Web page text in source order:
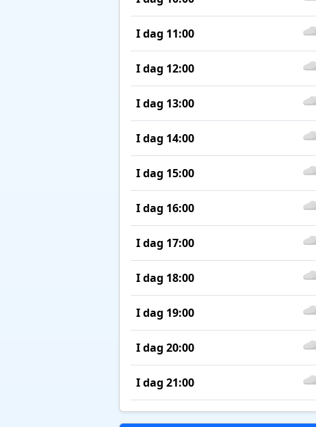
I dag 11:00
I dag 12:00
I dag 13:00
I dag 14:00
I dag 15:00
I dag 16:00
I dag 17:00
I dag 18:00
I dag 19:00
I dag 20:00
I dag 21:00